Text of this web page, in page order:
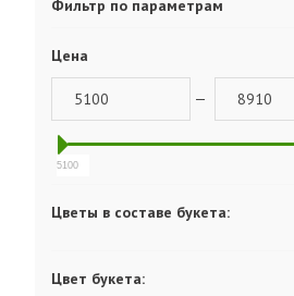
Фильтр по параметрам
Цена
—
5100
Цветы в составе букета:
Цвет букета: